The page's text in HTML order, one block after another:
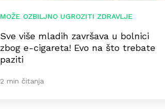
MOŽE OZBILJNO UGROZITI ZDRAVLJE
Sve više mladih završava u bolnici
zbog e-cigareta! Evo na što trebate
paziti
2 min čitanja